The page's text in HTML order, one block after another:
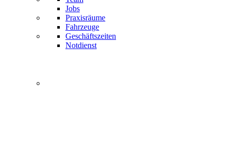
Jobs
Praxisräume
Fahrzeuge
Geschäftszeiten
Notdienst